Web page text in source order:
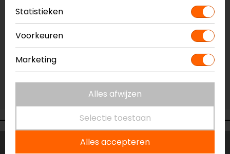
Niet op voorraad
Vestiging Capelle a/d IJssel
Niet op voorraad
Niet op voorraad
Vestiging Vianen
Statistieken
Voorkeuren
Marketing
Alles afwijzen
Selectie toestaan
Alles accepteren